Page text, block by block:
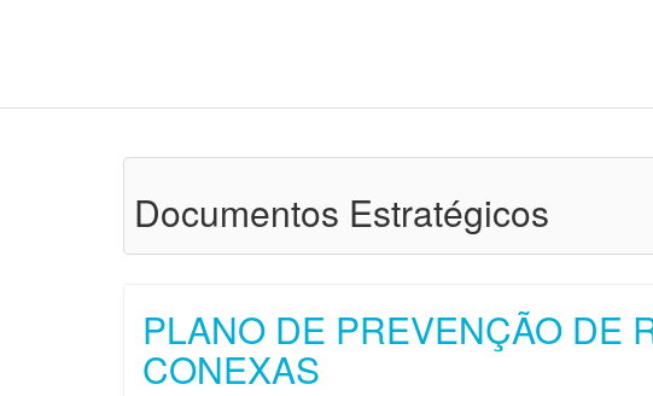
Documentos Estratégicos
PLANO DE PREVENÇÃO DE
CONEXAS